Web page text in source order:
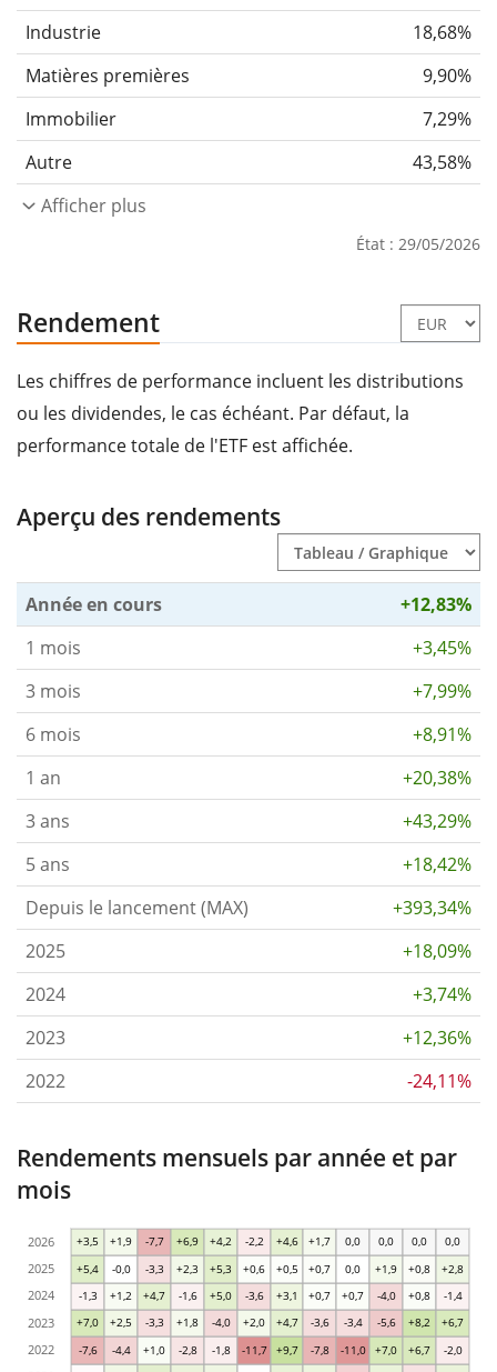
Industrie
18,68%
Matières premières
9,90%
Immobilier
7,29%
Autre
43,58%
Afficher plus
État : 29/05/2026
Rendement
Les chiffres de performance incluent les distributions
ou les dividendes, le cas échéant. Par défaut, la
performance totale de l'ETF est affichée.
Aperçu des rendements
Année en cours
+12,83%
1 mois
+3,45%
3 mois
+7,99%
6 mois
+8,91%
1 an
+20,38%
3 ans
+43,29%
5 ans
+18,42%
Depuis le lancement (MAX)
+393,34%
2025
+18,09%
2024
+3,74%
2023
+12,36%
2022
-24,11%
Rendements mensuels par année et par
mois
-7,6 -4,4 +1,0 -2,8 -1,8 -11,7 +9,7 -7,8 -11,0 +7,0 +6,7 -2,0
+7,0 +2,5 -3,3 +1,8 -4,0 +2,0 +4,7 -3,6 -3,4 -5,6 +8,2 +6,7
-1,3 +1,2 +4,7 -1,6 +5,0 -3,6 +3,1 +0,7 +0,7 -4,0 +0,8 -1,4
+5,4 -0,0 -3,3 +2,3 +5,3 +0,6 +0,5 +0,7 0,0 +1,9 +0,8 +2,8
+3,5 +1,9 -7,7 +6,9 +4,2 -2,2 +4,6 +1,7 0,0 0,0 0,0 0,0
2022
2023
2024
2025
2026